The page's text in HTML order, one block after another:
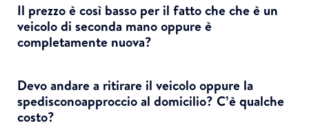
Il prezzo è così basso per il fatto che che è un
veicolo di seconda mano oppure è
completamente nuova?
Devo andare a ritirare il veicolo oppure la
spedisconoapproccio al domicilio? C’è qualche
costo?